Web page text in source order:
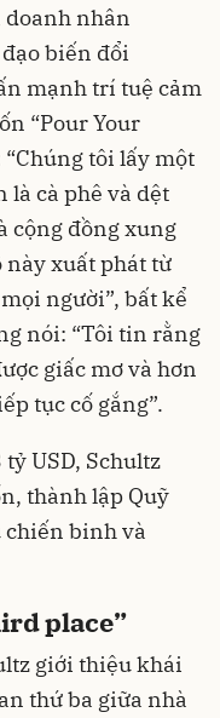
doanh nhân
biến đổi
mạnh trí tuệ cảm
“Pour Your
tôi lấy một
là cà phê và dệt
cộng đồng xung
này xuất phát từ
người”, bất kể
nói: “Tôi tin rằng
giấc mơ và hơn
tục cố gắng”.
USD, Schultz
thành lập Quỹ
chiến binh và
place”
giới thiệu khái
thứ ba giữa nhà